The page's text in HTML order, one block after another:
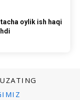
oylik ish haqi